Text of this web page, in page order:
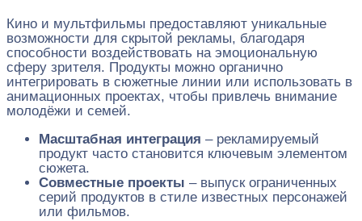
Кино и мультфильмы предоставляют уникальные
возможности для скрытой рекламы, благодаря
способности воздействовать на эмоциональную
сферу зрителя. Продукты можно органично
интегрировать в сюжетные линии или использовать в
анимационных проектах, чтобы привлечь внимание
молодёжи и семей.
Масштабная интеграция – рекламируемый
продукт часто становится ключевым элементом
сюжета.
Совместные проекты – выпуск ограниченных
серий продуктов в стиле известных персонажей
или фильмов.